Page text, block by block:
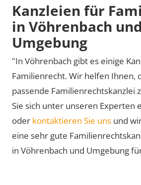
Kanzleien für
in Vöhrenbach und
Umgebung
"In Vöhrenbach gibt es einige
Familienrecht. Wir helfen Ihnen,
passende Familienrechtskanzlei
Sie sich unter unseren Experten
oder kontaktieren Sie uns und
eine sehr gute
in Vöhrenbach und Umgebung